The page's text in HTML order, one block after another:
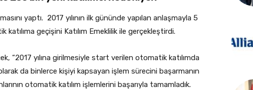
yaptı. 2017 yılının ilk gününde yapılan anlaşmayla 5
geçişini Katılım Emeklilik ile gerçekleştirdi.
“2017 yılına girilmesiyle start verilen otomatik katılımda
da binlerce kişiyi kapsayan işlem sürecini başarmanın
otomatik katılım işlemlerini başarıyla tamamladık.